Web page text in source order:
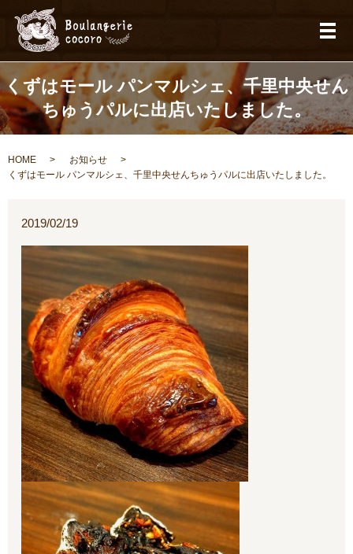
メ
くずはモール パンマルシェ、千里中央せん
ちゅうパルに出店いたしました。
HOME
お知らせ
くずはモール パンマルシェ、千里中央せんちゅうパルに出店いたしました。
2019/02/19